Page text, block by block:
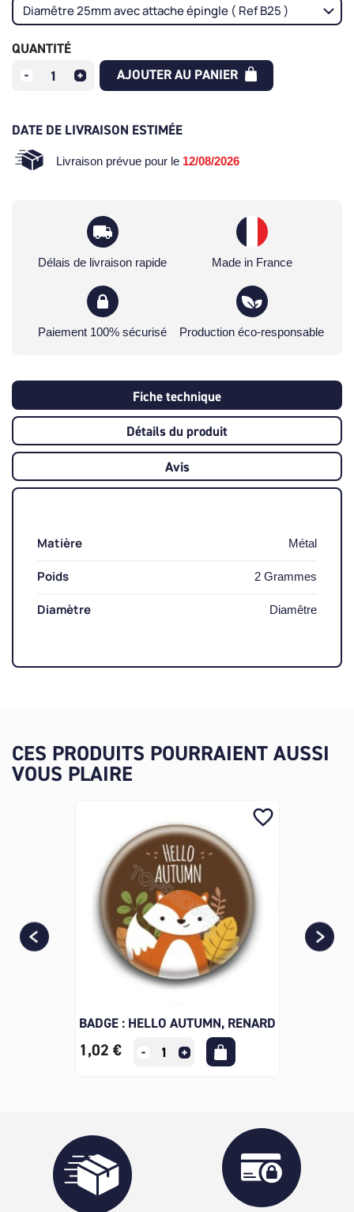
QUANTITÉ
AJOUTER AU PANIER
DATE DE LIVRAISON ESTIMÉE
Livraison prévue pour le 12/08/2026
Délais de livraison rapide Made in France
Paiement 100% sécurisé Production éco-responsable
Fiche technique
Détails du produit
Avis
Matière Métal
Poids 2 Grammes
Diamètre Diamêtre
CES PRODUITS POURRAIENT AUSSI
VOUS PLAIRE
BADGE : HELLO AUTUMN, RENARD
1,02 €
favorite_border